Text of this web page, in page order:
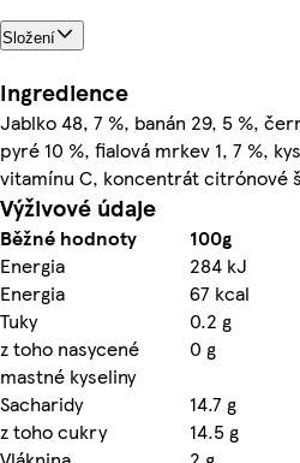
Složení
Ingredience
Jablko 48, 7 %, banán 29, 5 %,
pyré 10 %, fialová mrkev 1, 7 %,
vitamínu C, koncentrát citrónové
Výživové údaje
Běžné hodnoty 100g
Energia
284 kJ
Energia
67 kcal
Tuky
0.2 g
z toho nasycené
mastné kyseliny
0 g
Sacharidy
14.7 g
z toho cukry
14.5 g